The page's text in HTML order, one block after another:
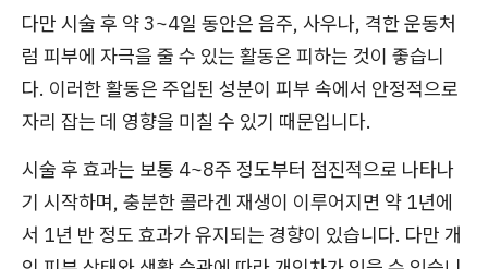
다만 시술 후 약 3~4일 동안은 음주, 사우나, 격한 운동처
럼 피부에 자극을 줄 수 있는 활동은 피하는 것이 좋습니
다. 이러한 활동은 주입된 성분이 피부 속에서 안정적으로
자리 잡는 데 영향을 미칠 수 있기 때문입니다.
시술 후 효과는 보통 4~8주 정도부터 점진적으로 나타나
기 시작하며, 충분한 콜라겐 재생이 이루어지면 약 1년에
서 1년 반 정도 효과가 유지되는 경향이 있습니다. 다만 개